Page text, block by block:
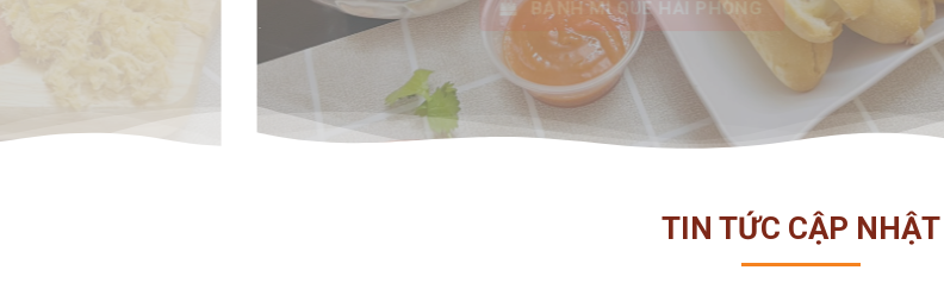
TIN TỨC CẬP NHẬT